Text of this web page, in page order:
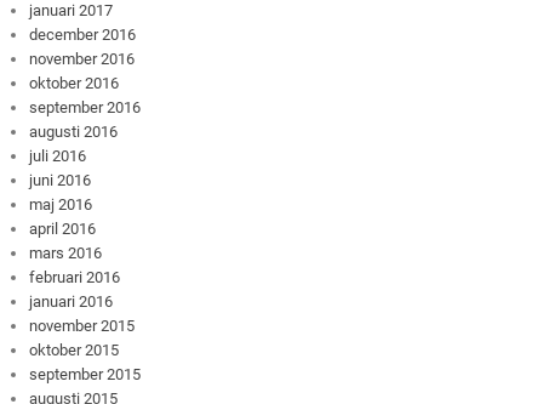
januari 2017
december 2016
november 2016
oktober 2016
september 2016
augusti 2016
juli 2016
juni 2016
maj 2016
april 2016
mars 2016
februari 2016
januari 2016
november 2015
oktober 2015
september 2015
augusti 2015